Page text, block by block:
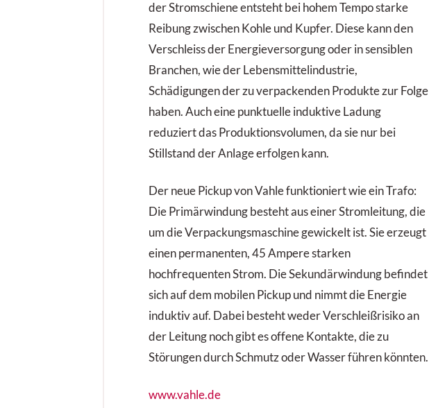
der Stromschiene entsteht bei hohem Tempo starke
Reibung zwischen Kohle und Kupfer. Diese kann den
Verschleiss der Energieversorgung oder in sensiblen
Branchen, wie der Lebensmittelindustrie,
Schädigungen der zu verpackenden Produkte zur Folge
haben. Auch eine punktuelle induktive Ladung
reduziert das Produktionsvolumen, da sie nur bei
Stillstand der Anlage erfolgen kann.
Der neue Pickup von Vahle funktioniert wie ein Trafo:
Die Primärwindung besteht aus einer Stromleitung, die
um die Verpackungsmaschine gewickelt ist. Sie erzeugt
einen permanenten, 45 Ampere starken
hochfrequenten Strom. Die Sekundärwindung befindet
sich auf dem mobilen Pickup und nimmt die Energie
induktiv auf. Dabei besteht weder Verschleißrisiko an
der Leitung noch gibt es offene Kontakte, die zu
Störungen durch Schmutz oder Wasser führen könnten.
www.vahle.de